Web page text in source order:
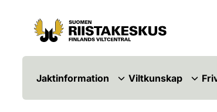
Hoppa till innehåll
Gå till webbplatskartan
Jaktinformation Viltkunskap